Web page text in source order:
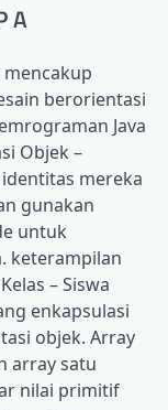
A
berorientasi
Java
Objek –
mereka
gunakan
untuk
keterampilan
– Siswa
enkapsulasi
objek. Array
array satu
nilai primitif